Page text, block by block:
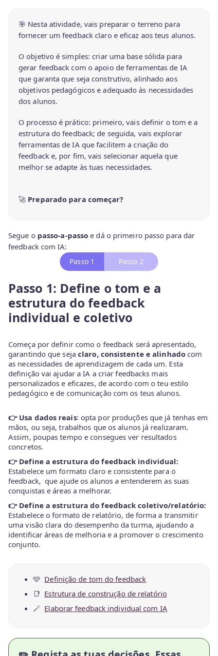
🎯 Nesta atividade, vais preparar o terreno para
fornecer um feedback claro e eficaz aos teus alunos.
O objetivo é simples: criar uma base sólida para
gerar feedback com o apoio de ferramentas de IA
que garanta que seja construtivo, alinhado aos
objetivos pedagógicos e adequado às necessidades
dos alunos.
O processo é prático: primeiro, vais definir o tom e a
estrutura do feedback; de seguida, vais explorar
ferramentas de IA que facilitem a criação do
feedback e, por fim, vais selecionar aquela que
melhor se adapte às tuas necessidades.
🚀 Preparado para começar?
Segue o passo-a-passo e dá o primeiro passo para dar
feedback com IA:
Passo 1 Passo 2
Passo 1: Define o tom e a
estrutura do feedback
individual e coletivo
Começa por definir como o feedback será apresentado,
garantindo que seja claro, consistente e alinhadocom
as necessidades de aprendizagem de cada um. Esta
definição vai ajudar a IA a criar feedbacks mais
personalizados e eficazes, de acordo com o teu estilo
pedagógico e de comunicação com os teus alunos.
👉 Usa dados reais: opta por produções que já tenhas em
mãos, ou seja, trabalhos que os alunos já realizaram.
Assim, poupas tempo e consegues ver resultados
concretos.
👉 Define a estrutura do feedback individual:
Estabelece um formato claro e consistente para o
feedback, que ajude os alunos a entenderem as suas
conquistas e áreas a melhorar.
👉 Define a estrutura do feedback coletivo/relatório:
Estabelece o formato de relatório, de forma a transmitir
uma visão clara do desempenho da turma, ajudando a
identificar áreas de melhoria e a promover o crescimento
conjunto.
🩵 Definição de tom do feedback
📑 Estrutura de construção de relatório
🪄 Elaborar feedback individual com IA